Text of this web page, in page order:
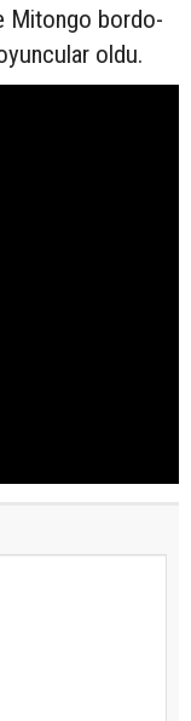
Mitongo bordo-
oldu.